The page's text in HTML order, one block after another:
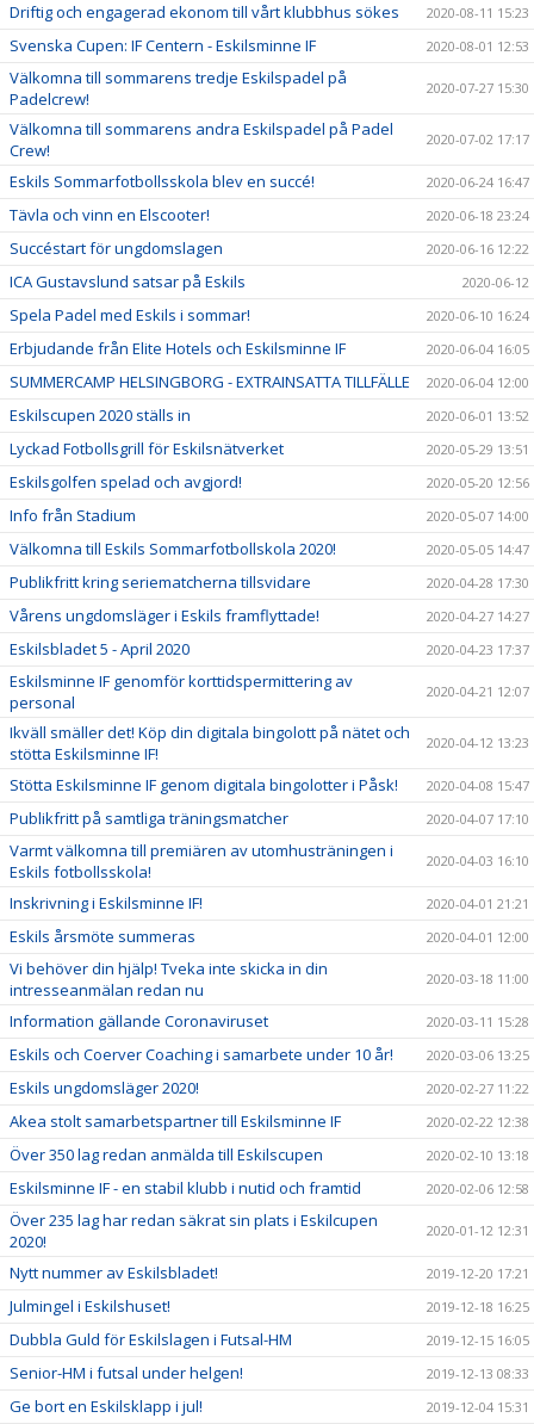
Driftig och engagerad ekonom till vårt klubbhus sökes 2020-08-11 15:23
Svenska Cupen: IF Centern - Eskilsminne IF 2020-08-01 12:53
Välkomna till sommarens tredje Eskilspadel på
Padelcrew!
2020-07-27 15:30
Välkomna till sommarens andra Eskilspadel på Padel
Crew!
2020-07-02 17:17
Eskils Sommarfotbollsskola blev en succé! 2020-06-24 16:47
Tävla och vinn en Elscooter! 2020-06-18 23:24
Succéstart för ungdomslagen 2020-06-16 12:22
ICA Gustavslund satsar på Eskils 2020-06-12
Spela Padel med Eskils i sommar! 2020-06-10 16:24
Erbjudande från Elite Hotels och Eskilsminne IF 2020-06-04 16:05
SUMMERCAMP HELSINGBORG - EXTRAINSATTA TILLFÄLLE 2020-06-04 12:00
Eskilscupen 2020 ställs in 2020-06-01 13:52
Lyckad Fotbollsgrill för Eskilsnätverket 2020-05-29 13:51
Eskilsgolfen spelad och avgjord! 2020-05-20 12:56
Info från Stadium 2020-05-07 14:00
Välkomna till Eskils Sommarfotbollskola 2020! 2020-05-05 14:47
Publikfritt kring seriematcherna tillsvidare 2020-04-28 17:30
Vårens ungdomsläger i Eskils framflyttade! 2020-04-27 14:27
Eskilsbladet 5 - April 2020 2020-04-23 17:37
Eskilsminne IF genomför korttidspermittering av
personal
2020-04-21 12:07
Ikväll smäller det! Köp din digitala bingolott på nätet och
stötta Eskilsminne IF!
2020-04-12 13:23
Stötta Eskilsminne IF genom digitala bingolotter i Påsk! 2020-04-08 15:47
Publikfritt på samtliga träningsmatcher 2020-04-07 17:10
Varmt välkomna till premiären av utomhusträningen i
Eskils fotbollsskola!
2020-04-03 16:10
Inskrivning i Eskilsminne IF! 2020-04-01 21:21
Eskils årsmöte summeras 2020-04-01 12:00
Vi behöver din hjälp! Tveka inte skicka in din
intresseanmälan redan nu
2020-03-18 11:00
Information gällande Coronaviruset 2020-03-11 15:28
Eskils och Coerver Coaching i samarbete under 10 år! 2020-03-06 13:25
Eskils ungdomsläger 2020! 2020-02-27 11:22
Akea stolt samarbetspartner till Eskilsminne IF 2020-02-22 12:38
Över 350 lag redan anmälda till Eskilscupen 2020-02-10 13:18
Eskilsminne IF - en stabil klubb i nutid och framtid 2020-02-06 12:58
Över 235 lag har redan säkrat sin plats i Eskilcupen
2020!
2020-01-12 12:31
Nytt nummer av Eskilsbladet! 2019-12-20 17:21
Julmingel i Eskilshuset! 2019-12-18 16:25
Dubbla Guld för Eskilslagen i Futsal-HM 2019-12-15 16:05
Senior-HM i futsal under helgen! 2019-12-13 08:33
Ge bort en Eskilsklapp i jul! 2019-12-04 15:31